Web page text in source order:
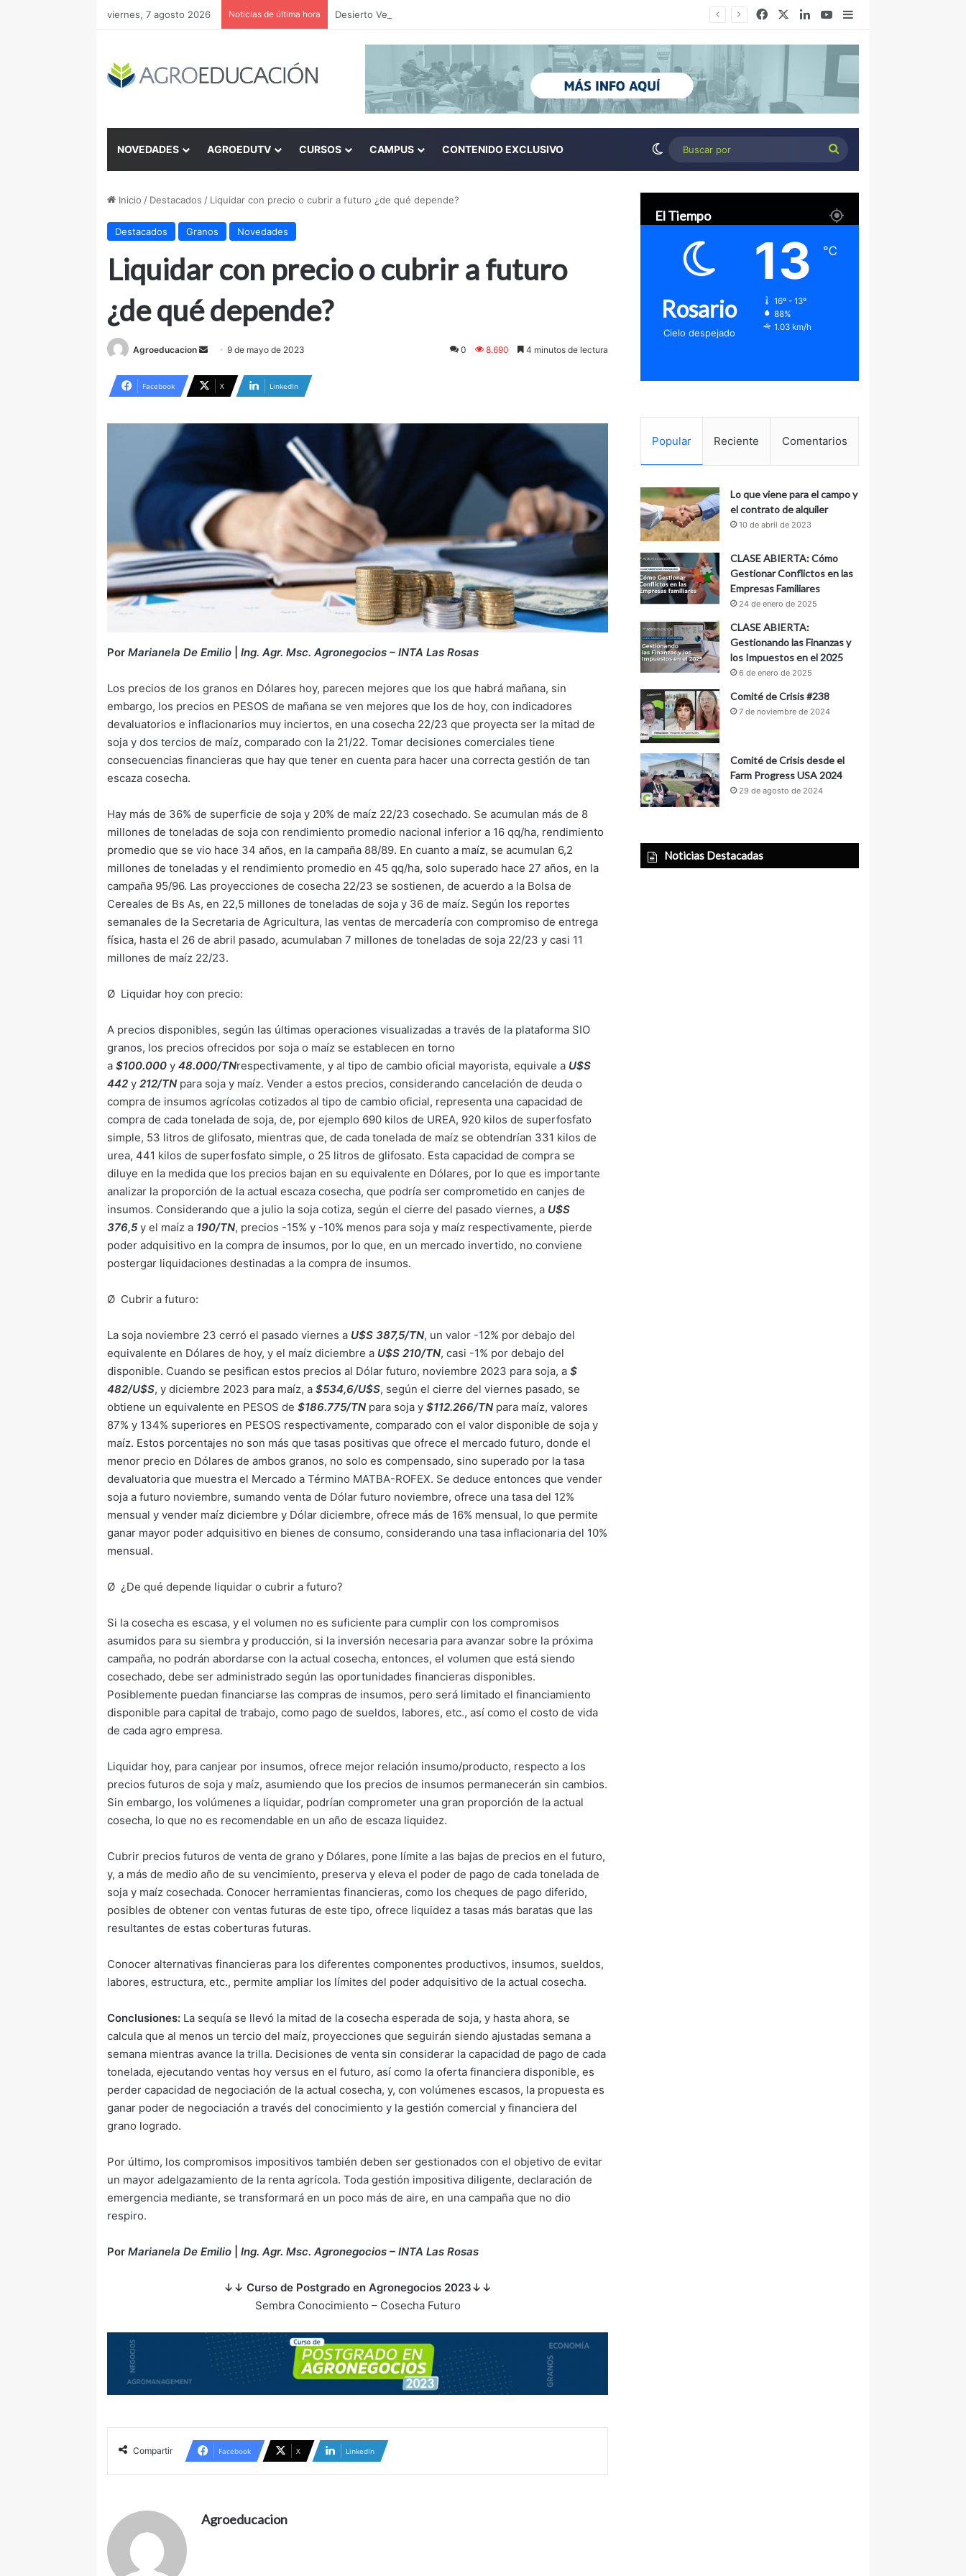
viernes, 7 agosto 2026 Noticias de última hora FacebookLinkedIn
YouTubeBarra lateral
NOVEDADES AGROEDUTV CURSOS CAMPUS CONTENIDO EXCLUSIVO Switch skin
Buscar
por
Inicio / Destacados / Liquidar con precio o cubrir a futuro ¿de qué depende?
Destacados Granos Novedades
Liquidar con precio o cubrir a futuro
¿de qué depende?
Agroeducacion
Send
email
9 de mayo de 2023 0 8.690 4 minutos de lectura
Facebook X LinkedIn
PorMarianela De Emilio |Ing. Agr. Msc. Agronegocios – INTA Las Rosas
Los precios de los granos en Dólares hoy, parecen mejores que los que habrá mañana, sin
embargo, los precios en PESOS de mañana se ven mejores que los de hoy, con indicadores
devaluatorios e inflacionarios muy inciertos, en una cosecha 22/23 que proyecta ser la mitad de
soja y dos tercios de maíz, comparado con la 21/22. Tomar decisiones comerciales tiene
consecuencias financieras que hay que tener en cuenta para hacer una correcta gestión de tan
escaza cosecha.
Hay más de 36% de superficie de soja y 20% de maíz 22/23 cosechado. Se acumulan más de 8
millones de toneladas de soja con rendimiento promedio nacional inferior a 16 qq/ha, rendimiento
promedio que se vio hace 34 años, en la campaña 88/89. En cuanto a maíz, se acumulan 6,2
millones de toneladas y el rendimiento promedio en 45 qq/ha, solo superado hace 27 años, en la
campaña 95/96. Las proyecciones de cosecha 22/23 se sostienen, de acuerdo a la Bolsa de
Cereales de Bs As, en 22,5 millones de toneladas de soja y 36 de maíz. Según los reportes
semanales de la Secretaria de Agricultura, las ventas de mercadería con compromiso de entrega
física, hasta el 26 de abril pasado, acumulaban 7 millones de toneladas de soja 22/23 y casi 11
millones de maíz 22/23.
Ø Liquidar hoy con precio:
A precios disponibles, según las últimas operaciones visualizadas a través de la plataforma SIO
granos, los precios ofrecidos por soja o maíz se establecen en torno
a$100.000 y48.000/TNrespectivamente, y al tipo de cambio oficial mayorista, equivale a U$S
442 y212/TN para soja y maíz. Vender a estos precios, considerando cancelación de deuda o
compra de insumos agrícolas cotizados al tipo de cambio oficial, representa una capacidad de
compra de cada tonelada de soja, de, por ejemplo 690 kilos de UREA, 920 kilos de superfosfato
simple, 53 litros de glifosato, mientras que, de cada tonelada de maíz se obtendrían 331 kilos de
urea, 441 kilos de superfosfato simple, o 25 litros de glifosato. Esta capacidad de compra se
diluye en la medida que los precios bajan en su equivalente en Dólares, por lo que es importante
analizar la proporción de la actual escaza cosecha, que podría ser comprometido en canjes de
insumos. Considerando que a julio la soja cotiza, según el cierre del pasado viernes, a U$S
376,5y el maíz a 190/TN, precios -15% y -10% menos para soja y maíz respectivamente, pierde
poder adquisitivo en la compra de insumos, por lo que, en un mercado invertido, no conviene
postergar liquidaciones destinadas a la compra de insumos.
Ø Cubrir a futuro:
La soja noviembre 23 cerró el pasado viernes a U$S 387,5/TN, un valor -12% por debajo del
equivalente en Dólares de hoy, y el maíz diciembre a U$S 210/TN, casi -1% por debajo del
disponible. Cuando se pesifican estos precios al Dólar futuro, noviembre 2023 para soja, a$
482/U$S, y diciembre 2023 para maíz, a$534,6/U$S, según el cierre del viernes pasado, se
obtiene un equivalente en PESOS de$186.775/TN para soja y$112.266/TN para maíz, valores
87% y 134% superiores en PESOS respectivamente, comparado con el valor disponible de soja y
maíz. Estos porcentajes no son más que tasas positivas que ofrece el mercado futuro, donde el
menor precio en Dólares de ambos granos, no solo es compensado, sino superado por la tasa
devaluatoria que muestra el Mercado a Término MATBA-ROFEX. Se deduce entonces que vender
soja a futuro noviembre, sumando venta de Dólar futuro noviembre, ofrece una tasa del 12%
mensual y vender maíz diciembre y Dólar diciembre, ofrece más de 16% mensual, lo que permite
ganar mayor poder adquisitivo en bienes de consumo, considerando una tasa inflacionaria del 10%
mensual.
Ø ¿De qué depende liquidar o cubrir a futuro?
Si la cosecha es escasa, y el volumen no es suficiente para cumplir con los compromisos
asumidos para su siembra y producción, si la inversión necesaria para avanzar sobre la próxima
campaña, no podrán abordarse con la actual cosecha, entonces, el volumen que está siendo
cosechado, debe ser administrado según las oportunidades financieras disponibles.
Posiblemente puedan financiarse las compras de insumos, pero será limitado el financiamiento
disponible para capital de trabajo, como pago de sueldos, labores, etc., así como el costo de vida
de cada agro empresa.
Liquidar hoy, para canjear por insumos, ofrece mejor relación insumo/producto, respecto a los
precios futuros de soja y maíz, asumiendo que los precios de insumos permanecerán sin cambios.
Sin embargo, los volúmenes a liquidar, podrían comprometer una gran proporción de la actual
cosecha, lo que no es recomendable en un año de escaza liquidez.
Cubrir precios futuros de venta de grano y Dólares, pone límite a las bajas de precios en el futuro,
y, a más de medio año de su vencimiento, preserva y eleva el poder de pago de cada tonelada de
soja y maíz cosechada. Conocer herramientas financieras, como los cheques de pago diferido,
posibles de obtener con ventas futuras de este tipo, ofrece liquidez a tasas más baratas que las
resultantes de estas coberturas futuras.
Conocer alternativas financieras para los diferentes componentes productivos, insumos, sueldos,
labores, estructura, etc., permite ampliar los límites del poder adquisitivo de la actual cosecha.
Conclusiones: La sequía se llevó la mitad de la cosecha esperada de soja, y hasta ahora, se
calcula que al menos un tercio del maíz, proyecciones que seguirán siendo ajustadas semana a
semana mientras avance la trilla. Decisiones de venta sin considerar la capacidad de pago de cada
tonelada, ejecutando ventas hoy versus en el futuro, así como la oferta financiera disponible, es
perder capacidad de negociación de la actual cosecha, y, con volúmenes escasos, la propuesta es
ganar poder de negociación a través del conocimiento y la gestión comercial y financiera del
grano logrado.
Por último, los compromisos impositivos también deben ser gestionados con el objetivo de evitar
un mayor adelgazamiento de la renta agrícola. Toda gestión impositiva diligente, declaración de
emergencia mediante, se transformará en un poco más de aire, en una campaña que no dio
respiro.
PorMarianela De Emilio |Ing. Agr. Msc. Agronegocios – INTA Las Rosas
↓↓ Curso de Postgrado en Agronegocios 2023↓↓
Sembra Conocimiento – Cosecha Futuro
Compartir Facebook X LinkedIn
Agroeducacion
El Tiempo
Rosario
Cielo despejado
13 ℃
16º - 13º
88%
1.03 km/h
Popular Reciente Comentarios
Lo que viene para el campo y
el contrato de alquiler
10 de abril de 2023
CLASE ABIERTA: Cómo
Gestionar Conflictos en las
Empresas Familiares
24 de enero de 2025
CLASE ABIERTA:
Gestionando las Finanzas y
los Impuestos en el 2025
6 de enero de 2025
Comité de Crisis #238
7 de noviembre de 2024
Comité de Crisis desde el
Farm Progress USA 2024
29 de agosto de 2024
Noticias Destacadas